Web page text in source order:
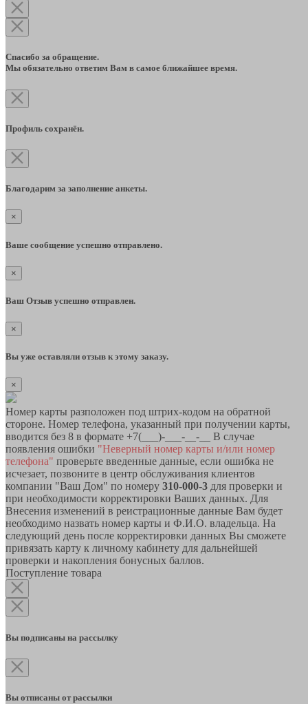
Спасибо за обращение.
Мы обязательно ответим Вам в самое ближайшее время.
Профиль сохранён.
Благодарим за заполнение анкеты.
×
Ваше сообщение успешно отправлено.
×
Ваш Отзыв успешно отправлен.
×
Вы уже оставляли отзыв к этому заказу.
×
Номер карты разположен под штрих-кодом на обратной
стороне. Номер телефона, указанный при получении карты,
вводится без 8 в формате +7(___)-___-__-__ В случае
появления ошибки "Неверный номер карты и/или номер
телефона" проверьте введенные данные, если ошибка не
исчезает, позвоните в центр обслуживания клиентов
компании "Ваш Дом" по номеру 310-000-3 для проверки и
при необходимости корректировки Ваших данных. Для
Внесения изменений в реистрационные данные Вам будет
необходимо назвать номер карты и Ф.И.О. владельца. На
следующий день после корректировки данных Вы сможете
привязать карту к личному кабинету для дальнейшей
проверки и накопления бонусных баллов.
Поступление товара
Вы подписаны на рассылку
Вы отписаны от рассылки